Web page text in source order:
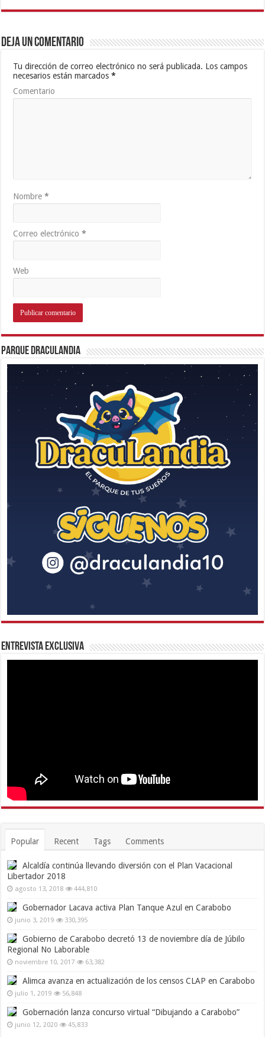
Deja un comentario
Tu dirección de correo electrónico no será publicada. Los campos
necesarios están marcados*
Comentario
Nombre*
Correo electrónico*
Web
Parque Draculandia
Entrevista Exclusiva
Popular Recent Tags Comments
Alcaldía continúa llevando diversión con el Plan Vacacional
Libertador 2018
agosto 13, 2018 444,810
Gobernador Lacava activa Plan Tanque Azul en Carabobo
junio 3, 2019 330,395
Gobierno de Carabobo decretó 13 de noviembre día de Júbilo
Regional No Laborable
noviembre 10, 2017 63,382
Alimca avanza en actualización de los censos CLAP en Carabobo
julio 1, 2019 56,848
Gobernación lanza concurso virtual “Dibujando a Carabobo”
junio 12, 2020 45,833